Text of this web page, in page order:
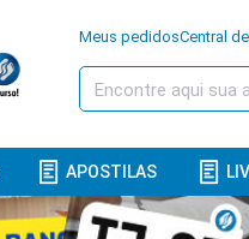
Meus pedidosCentral
APOSTILAS